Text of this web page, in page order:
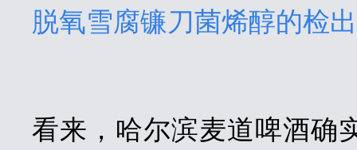
脱氧雪腐镰刀菌烯醇的检
看来，哈尔滨麦道啤酒确